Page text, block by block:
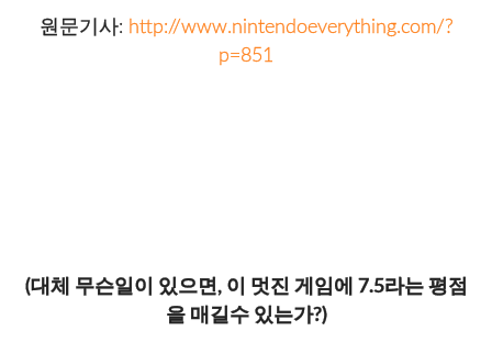
원문기사: http://www.nintendoeverything.com/?
p=851
(대체 무슨일이 있으면, 이 멋진 게임에 7.5라는 평점
을 매길수 있는가?)